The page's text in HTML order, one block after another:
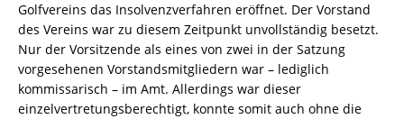
Golfvereins das Insolvenzverfahren eröffnet. Der Vorstand
des Vereins war zu diesem Zeitpunkt unvollständig besetzt.
Nur der Vorsitzende als eines von zwei in der Satzung
vorgesehenen Vorstandsmitgliedern war – lediglich
kommissarisch – im Amt. Allerdings war dieser
einzelvertretungsberechtigt, konnte somit auch ohne die